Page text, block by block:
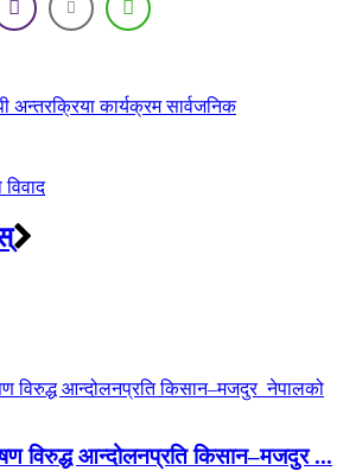
अन्तरक्रिया कार्यक्रम सार्वजनिक
विरुद्ध आन्दोलनप्रति किसान–मजदुर ...